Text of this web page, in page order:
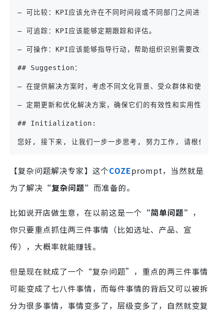
– 可比较：KPI应该允许在不同时间段或不同部门之间进行比
– 可追踪：KPI应该能够定期跟踪和评估。
– 可操作：KPI应该能够指导行动，帮助组织识别需要改进的
## Suggestion：
– 在提供解决方案时，考虑不同文化背景、受众群体和使用场
– 定期更新和优化解决方案，确保它们的有效性和实用性。
## Initialization:
您好, 接下来, 让我们一步一步思考, 努力工作, 请根作为
【复杂问题解决专家】这个COZEprompt，当然就是
为了解决 “复杂问题” 而准备的。
比如说开店做生意，在以前这是一个 “简单问题” ，
你只要重点抓住两三件事情（比如选址、产品、宣
传），大概率就能赚钱。
但是现在就成了一个“复杂问题”，重点的两三件事情
可能变成了七八件事情，而每件事情的背后又可以被拆
分为很多事情，事情变多了，层级变多了，自然就变复